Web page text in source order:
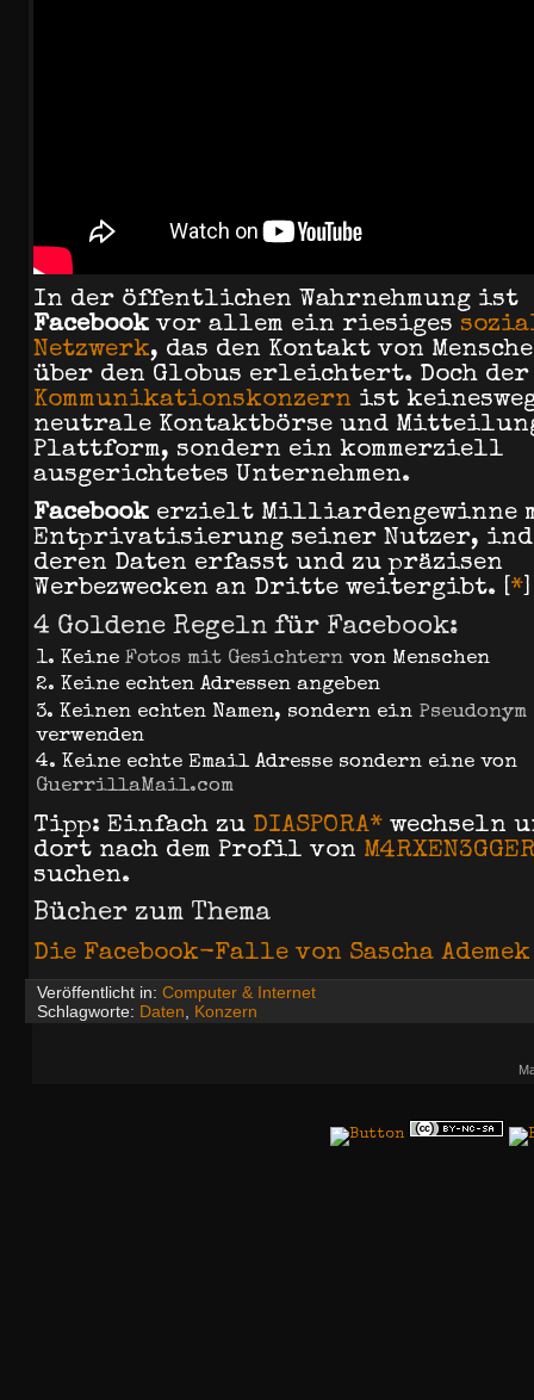
In der öffentlichen Wahrnehmung ist
Facebook vor allem ein riesiges
Netzwerk, das den Kontakt von
über den Globus erleichtert. Doch der
Kommunikationskonzern ist
neutrale Kontaktbörse und
Plattform, sondern ein kommerziell
ausgerichtetes Unternehmen.
Facebook erzielt Milliardengewinne
Entprivatisierung seiner Nutzer,
deren Daten erfasst und zu präzisen
Werbezwecken an Dritte weitergibt. [*]
4 Goldene Regeln für Facebook:
Keine Fotos mit Gesichtern von Menschen
Keine echten Adressen angeben
Keinen echten Namen, sondern ein Pseudonym
verwenden
Keine echte Email Adresse sondern eine von
GuerrillaMail.com
Tipp: Einfach zu DIASPORA* wechseln
dort nach dem Profil von
suchen.
Bücher zum Thema
Die Facebook-Falle von Sascha Ademek
Veröffentlicht in: Computer & Internet
Schlagworte: Daten Konzern